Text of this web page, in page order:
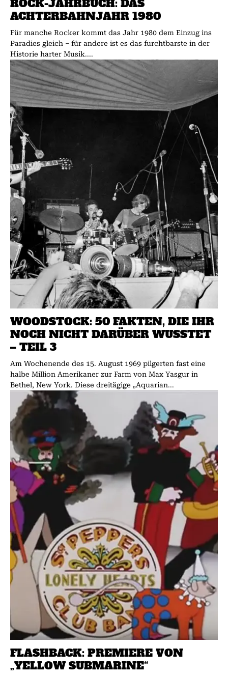
ROCK-JAHRBUCH: DAS
ACHTERBAHNJAHR 1980
Für manche Rocker kommt das Jahr 1980 dem Einzug ins
Paradies gleich – für andere ist es das furchtbarste in der
Historie harter Musik....
WOODSTOCK: 50 FAKTEN, DIE IHR
NOCH NICHT DARÜBER WUSSTET
– TEIL 3
Am Wochenende des 15. August 1969 pilgerten fast eine
halbe Million Amerikaner zur Farm von Max Yasgur in
Bethel, New York. Diese dreitägige „Aquarian...
FLASHBACK: PREMIERE VON
„YELLOW SUBMARINE“